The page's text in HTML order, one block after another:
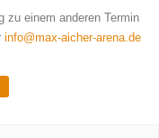
zu einem anderen Termin
info@max-aicher-arena.de